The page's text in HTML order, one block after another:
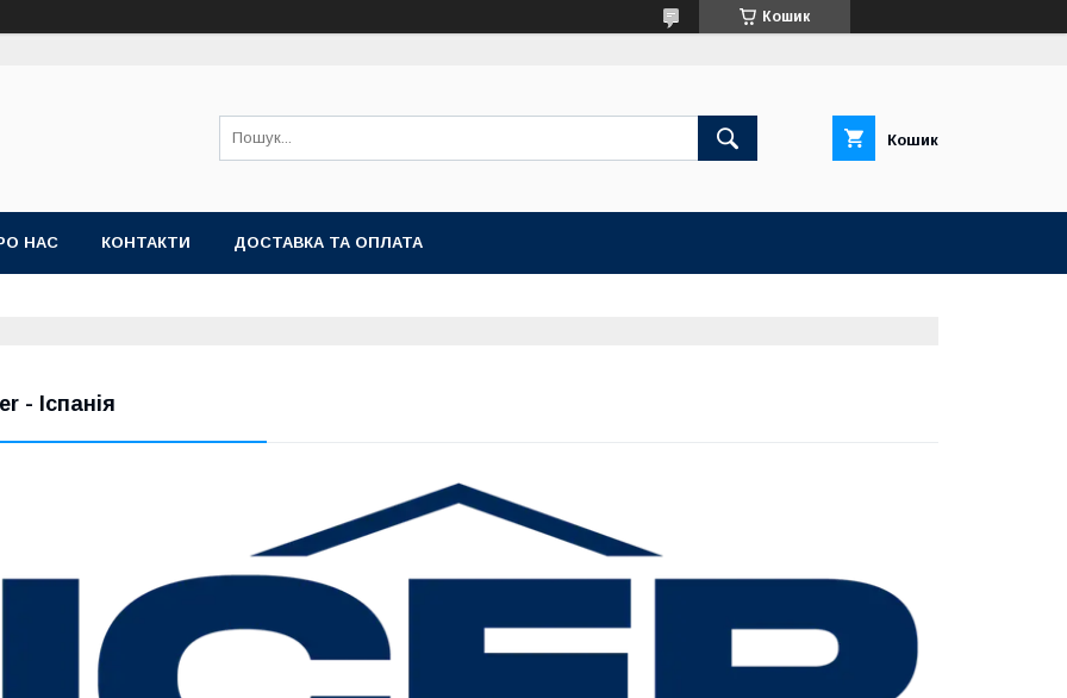
Кошик
Кошик
НАС КОНТАКТИ ДОСТАВКА ТА ОПЛАТА
- Іспанія